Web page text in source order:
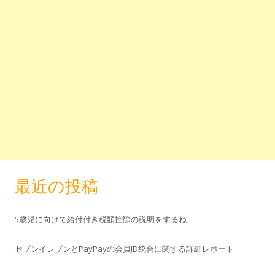
最近の投稿
5歳児に向けて給付付き税額控除の説明をするね
セブンイレブンとPayPayの会員ID統合に関する詳細レポート